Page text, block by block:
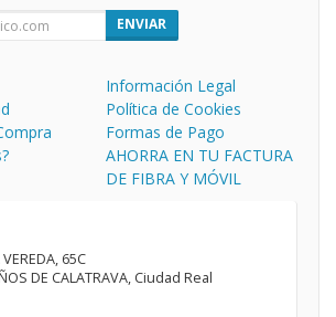
ENVIAR
Información Legal
Política de Cookies
Formas de Pago
AHORRA EN TU FACTURA
DE FIBRA Y MÓVIL
65C
DE CALATRAVA, Ciudad Real